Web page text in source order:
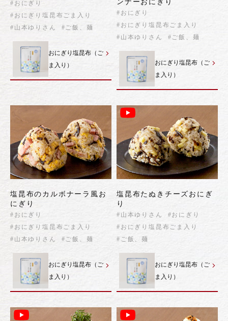
#おにぎり
#おにぎり塩昆布ごま入り
#山本ゆりさん
#ご飯、麺
おにぎり塩昆布（ご
ま入り）
ンナーおにぎり
#おにぎり
#おにぎり塩昆布ごま入り
#山本ゆりさん
#ご飯、麺
おにぎり塩昆布（ご
ま入り）
塩昆布のカルボナーラ風お
にぎり
#おにぎり
#おにぎり塩昆布ごま入り
#山本ゆりさん
#ご飯、麺
おにぎり塩昆布（ご
ま入り）
塩昆布たぬきチーズおにぎ
り
#山本ゆりさん
#おにぎり
#おにぎり塩昆布ごま入り
#ご飯、麺
おにぎり塩昆布（ご
ま入り）